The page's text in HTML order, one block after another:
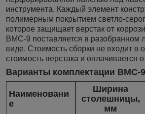
инструмента. Каждый элемент
полимерным покрытием светло-
которое защищает верстак от
ВМС-9 поставляется в разобранном
виде. Стоимость сборки не входит в
стоимость верстака и оплачивается
Варианты комплектации ВМС-9
Наименовани
е
Ширина
столешницы,
мм